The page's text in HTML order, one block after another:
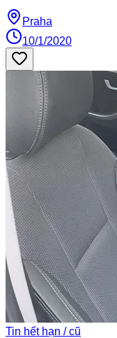
Praha
10/1/2020
Tin hết hạn / cũ